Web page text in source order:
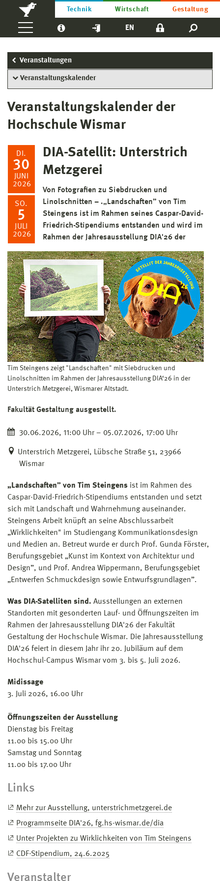
Technik Wirtschaft Gestaltung
EN
Veranstaltungen
Veranstaltungskalender
Veranstaltungskalender der
Hochschule Wismar
DI.
30
JUNI
2026
SO.
5
JULI
2026
DIA-Satellit: Unterstrich
Metzgerei
Tim Steingens zeigt "Landschaften" mit Siebdrucken und
Linolschnitten im Rahmen der Jahresausstellung DIA‘26 in der
Unterstrich Metzgerei, Wismarer Altstadt.
Von Fotografien zu Siebdrucken und
Linolschnitten – .„Landschaften” von Tim
Steingens ist im Rahmen seines Caspar-David-
Friedrich-Stipendiums entstanden und wird im
Rahmen der Jahresausstellung DIA'26 der
Fakultät Gestaltung ausgestellt.
30.06.2026, 11:00 Uhr – 05.07.2026, 17:00 Uhr
Unterstrich Metzgerei, Lübsche Straße 51, 23966
Wismar
„Landschaften” von Tim Steingens ist im Rahmen des
Caspar-David-Friedrich-Stipendiums entstanden und setzt
sich mit Landschaft und Wahrnehmung auseinander.
Steingens Arbeit knüpft an seine Abschlussarbeit
„Wirklichkeiten" im Studiengang Kommunikationsdesign
und Medien an. Betreut wurde er durch Prof. Gunda Förster,
Berufungsgebiet „Kunst im Kontext von Architektur und
Design”, und Prof. Andrea Wippermann, Berufungsgebiet
„Entwerfen Schmuckdesign sowie Entwurfsgrundlagen”.
Was DIA-Satelliten sind. Ausstellungen an externen
Standorten mit gesonderten Lauf- und Öffnungszeiten im
Rahmen der Jahresausstellung DIA'26 der Fakultät
Gestaltung der Hochschule Wismar. Die Jahresausstellung
DIA'26 feiert in diesem Jahr ihr 20. Jubiläum auf dem
Hochschul-Campus Wismar vom 3. bis 5. Juli 2026.
Midissage
3. Juli 2026, 16.00 Uhr
Öffnungszeiten der Ausstellung
Dienstag bis Freitag
11.00 bis 15.00 Uhr
Samstag und Sonntag
11.00 bis 17.00 Uhr
Links
Mehr zur Ausstellung, unterstrichmetzgerei.de
Programmseite DIA'26, fg.hs-wismar.de/dia
Unter Projekten zu Wirklichkeiten von Tim Steingens
CDF-Stipendium, 24.6.2025
Veranstalter